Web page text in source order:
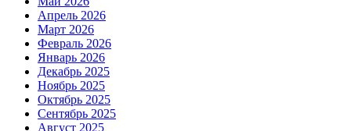
Апрель 2026
Март 2026
Февраль 2026
Январь 2026
Декабрь 2025
Ноябрь 2025
Октябрь 2025
Сентябрь 2025
Август 2025